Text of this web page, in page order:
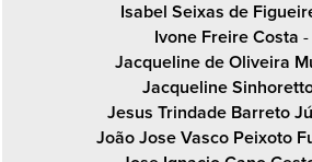
Isabel Seixas de
Ivone Freire Costa
Jacqueline de Oliveira
Jacqueline
Jesus Trindade Barreto
João Jose Vasco Peixoto